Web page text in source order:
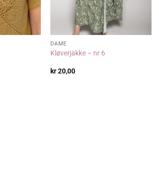
DAME
Kløverjakke – nr 6
kr20,00